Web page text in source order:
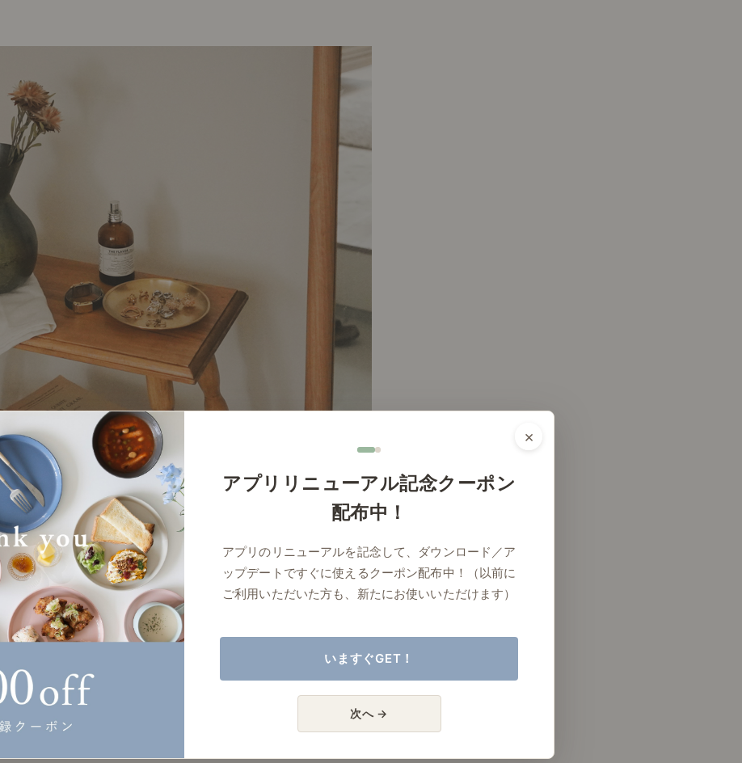
×
アプリリニューアル記念クーポン
配布中！
アプリのリニューアルを記念して、ダウンロード／ア
ップデートですぐに使えるクーポン配布中！（以前に
ご利用いただいた方も、新たにお使いいただけます）
いますぐGET！
次へ →